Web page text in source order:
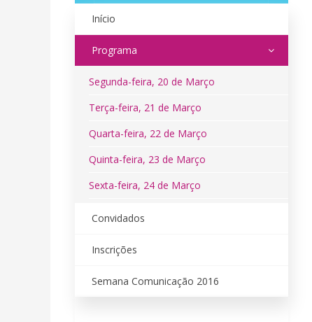
Início
Programa
Segunda-feira, 20 de Março
Terça-feira, 21 de Março
Quarta-feira, 22 de Março
Quinta-feira, 23 de Março
Sexta-feira, 24 de Março
Convidados
Inscrições
Semana Comunicação 2016